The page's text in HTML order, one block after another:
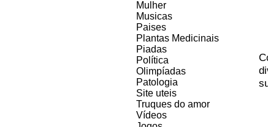
Mulher
Musicas
Paises
Plantas Medicinais
Piadas
Política
Olimpíadas
Patologia
Site uteis
Truques do amor
Vídeos